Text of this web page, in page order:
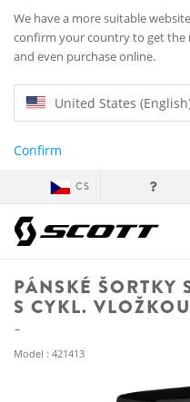
We have a more suitable
confirm your country to get
and even purchase online.
United States
Confirm
CS
PÁNSKÉ ŠORTKY
S CYKL. VLOŽKOU
Model : 421413